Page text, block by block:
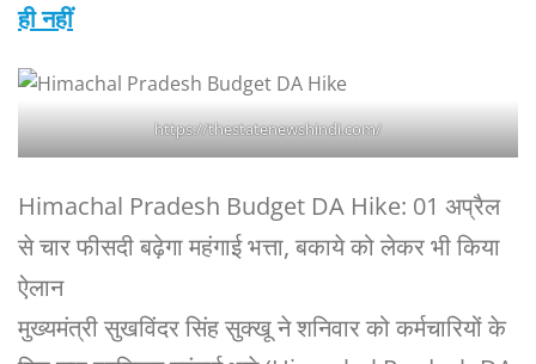
ही नहीं
https://thestatenewshindi.com/
Himachal Pradesh Budget DA Hike: 01 अप्रैल
से चार फीसदी बढ़ेगा महंगाई भत्ता, बकाये को लेकर भी किया
ऐलान
मुख्यमंत्री सुखविंदर सिंह सुक्खू ने शनिवार को कर्मचारियों के